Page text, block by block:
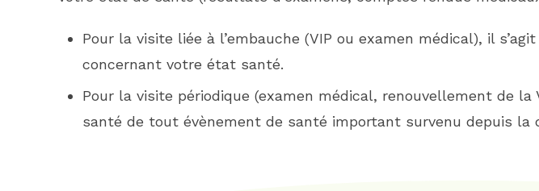
Pour la visite liée à l’embauche (VIP ou examen médical), il
concernant votre état santé.
Pour la visite périodique (examen médical, renouvellement de
santé de tout évènement de santé important survenu depuis la